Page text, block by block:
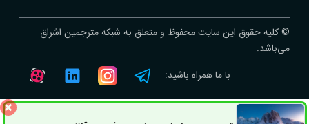
© کلیه حقوق این سایت محفوظ و متعلق به شبکه مترجمین اشراق
می‌باشد.
با ما همراه باشید: